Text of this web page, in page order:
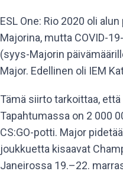
ESL One: Rio 2020 oli
Majorina, mutta COVID-
(syys-Majorin
Major. Edellinen oli IEM
Tämä siirto tarkoittaa,
Tapahtumassa on 2 000
CS:GO-potti. Major
joukkuetta kisaavat
Janeirossa 19.–22.